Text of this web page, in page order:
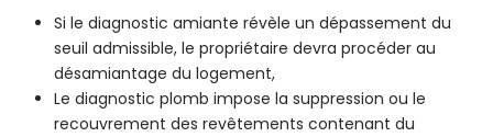
Si le diagnostic amiante révèle un dépassement du
seuil admissible, le propriétaire devra procéder au
désamiantage du logement,
Le diagnostic plomb impose la suppression ou le
recouvrement des revêtements contenant du